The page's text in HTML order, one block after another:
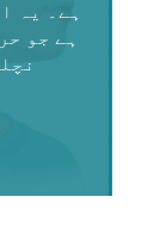
ہے۔ یہ
ہے جو